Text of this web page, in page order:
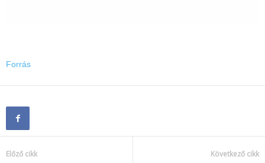
Forrás
Előző cikk Következő cikk